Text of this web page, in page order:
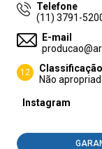
Telefone
(11) 3791-
E-mail
12
Não
Instagram